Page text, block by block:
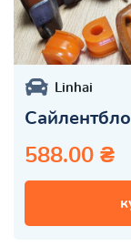
Linhai
588.00 ₴